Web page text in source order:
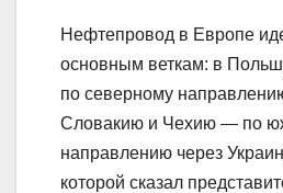
Нефтепровод в Европе
основным веткам: в
по северному
Словакию и Чехию — по
направлению через
которой сказал